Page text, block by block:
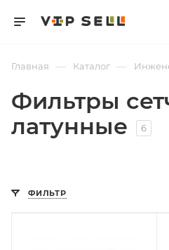
Главная — Каталог —
Фильтры
латунные
6
ФИЛЬТР